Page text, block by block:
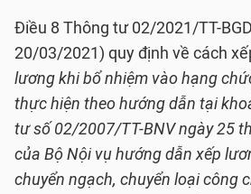
Điều 8 Thông tư 02/2021/TT-
20/03/2021) quy định về cách
lương khi bổ nhiệm vào hạng
thực hiện theo hướng dẫn tại
tư số 02/2007/TT-BNV ngày 25
của Bộ Nội vụ hướng dẫn xếp
chuyển ngạch, chuyển loại công